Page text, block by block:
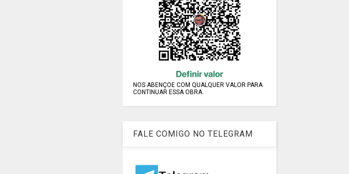
NOS ABENÇOE COM QUALQUER VALOR PARA
CONTINUAR ESSA OBRA.
FALE COMIGO NO TELEGRAM